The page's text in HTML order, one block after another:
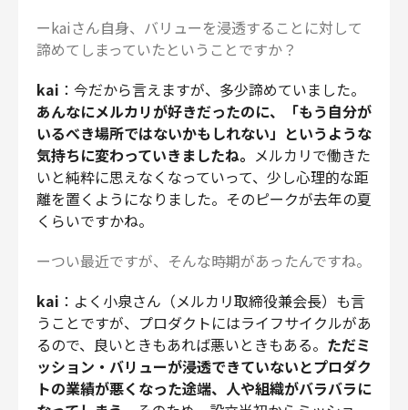
ーkaiさん自身、バリューを浸透することに対して
諦めてしまっていたということですか？
kai ：今だから言えますが、多少諦めていました。
あんなにメルカリが好きだったのに、「もう自分が
いるべき場所ではないかもしれない」というような
気持ちに変わっていきましたね。 メルカリで働きた
いと純粋に思えなくなっていって、少し心理的な距
離を置くようになりました。そのピークが去年の夏
くらいですかね。
ーつい最近ですが、そんな時期があったんですね。
kai ：よく小泉さん（メルカリ取締役兼会長）も言
うことですが、プロダクトにはライフサイクルがあ
るので、良いときもあれば悪いときもある。 ただミ
ッション・バリューが浸透できていないとプロダク
トの業績が悪くなった途端、人や組織がバラバラに